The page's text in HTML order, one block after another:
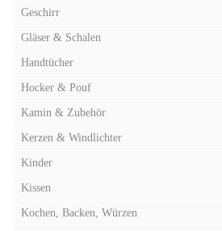
Geschirr
Gläser & Schalen
Handtücher
Hocker & Pouf
Kamin & Zubehör
Kerzen & Windlichter
Kinder
Kissen
Kochen, Backen, Würzen